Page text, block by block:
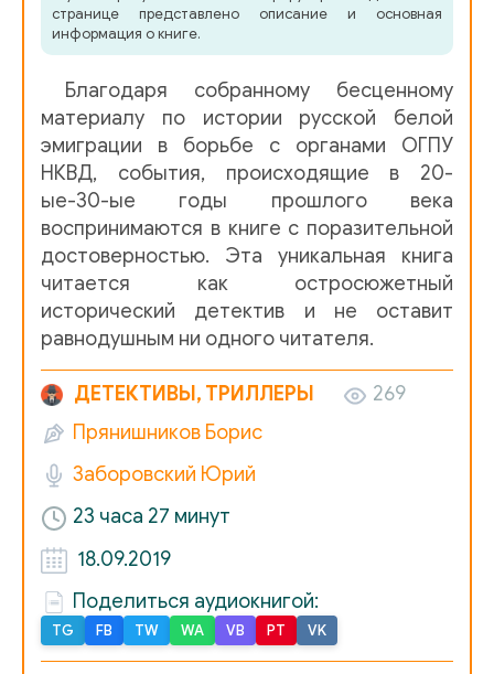
10
11
12
13
14
16
странице представлено описание и основная
информация о книге.
Благодаря собранному бесценному
материалу по истории русской белой
эмиграции в борьбе с органами ОГПУ
НКВД, события, происходящие в 20-
ые-30-ые годы прошлого века
воспринимаются в книге с поразительной
достоверностью. Эта уникальная книга
читается как остросюжетный
исторический детектив и не оставит
равнодушным ни одного читателя.
ДЕТЕКТИВЫ, ТРИЛЛЕРЫ
269
Прянишников Борис
Заборовский Юрий
23 часа 27 минут
18.09.2019
Поделиться аудиокнигой:
TG FB TW WA VB PT VK